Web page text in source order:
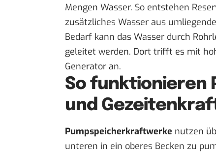
Mengen Wasser. So entstehen
zusätzliches Wasser aus
Bedarf kann das Wasser durch
geleitet werden. Dort trifft es mit
Generator an.
So funktionieren
und
Pumpspeicherkraftwerke nutzen
unteren in ein oberes Becken zu